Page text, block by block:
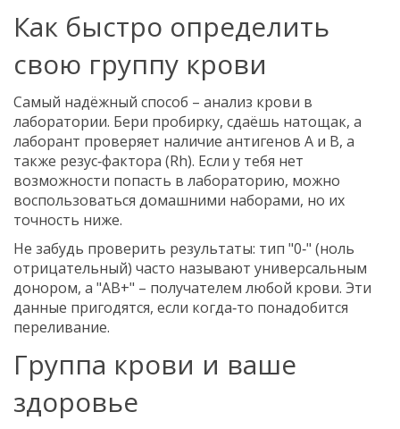
Как быстро определить
свою группу крови
Самый надёжный способ – анализ крови в
лаборатории. Бери пробирку, сдаёшь натощак, а
лаборант проверяет наличие антигенов A и B, а
также резус‑фактора (Rh). Если у тебя нет
возможности попасть в лабораторию, можно
воспользоваться домашними наборами, но их
точность ниже.
Не забудь проверить результаты: тип "0‑" (ноль
отрицательный) часто называют универсальным
донором, а "AB+" – получателем любой крови. Эти
данные пригодятся, если когда‑то понадобится
переливание.
Группа крови и ваше
здоровье